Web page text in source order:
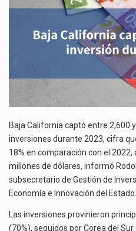
Baja California captó entre 2,600
inversiones durante 2023, cifra
18% en comparación con el
millones de dólares, informó
subsecretario de Gestión de
Economía e Innovación del Estado.
Las inversiones provinieron
(70%), seguidos por Corea del